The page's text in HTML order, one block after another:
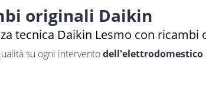
originali Daikin
tecnica Daikin Lesmo con ricambi
su ogni interventodell'elettrodomestico